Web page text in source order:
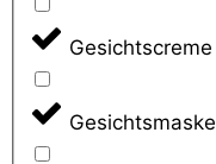
Gesichtscreme
Gesichtsmaske